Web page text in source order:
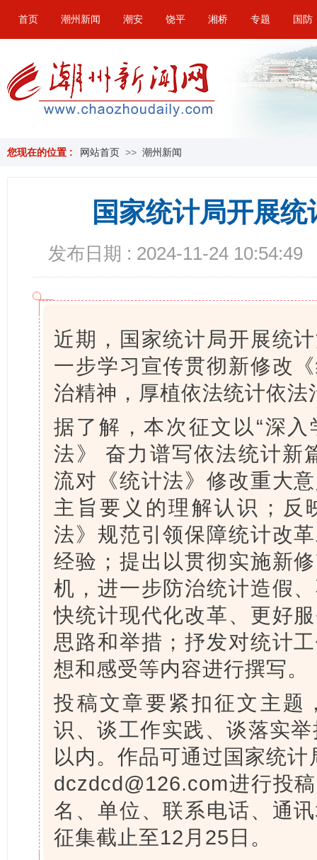
首页 潮州新闻 潮安 饶平 湘桥 专题 国防
您现在的位置 : 网站首页 >> 潮州新闻
国家统计局开展
发布日期 : 2024-11-24 10:54:49
近期，国家统计局开展统
一步学习宣传贯彻新修改
治精神，厚植依法统计依法
据了解，本次征文以“深
法》 奋力谱写依法统计新
流对《统计法》修改重大
主旨要义的理解认识；反
法》规范引领保障统计改
经验；提出以贯彻实施新
机，进一步防治统计造假
快统计现代化改革、更好
思路和举措；抒发对统计
想和感受等内容进行撰写。
投稿文章要紧扣征文主题
识、谈工作实践、谈落实
以内。作品可通过国家统
dczdcd@126.com进行投
名、单位、联系电话、通
征集截止至12月25日。